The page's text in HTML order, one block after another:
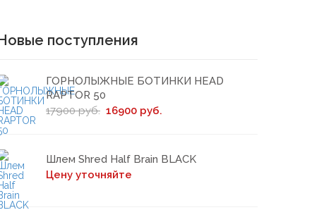
поступления
ГОРНОЛЫЖНЫЕ БОТИНКИ HEAD
RAPTOR 50
17900 руб. 16900 руб.
Шлем Shred Half Brain BLACK
Цену уточняйте